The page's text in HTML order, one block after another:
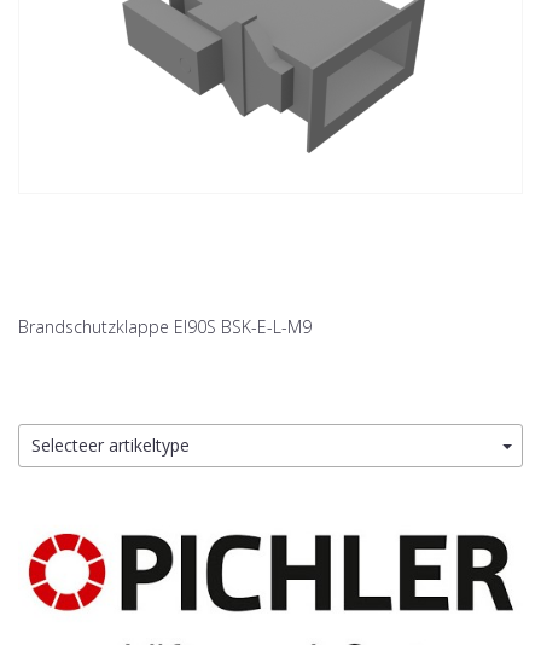
Brandschutzklappe EI90S BSK-E-L-M9
Selecteer artikeltype